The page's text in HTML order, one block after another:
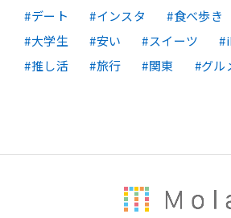
デート
インスタ 食べ歩き
大学生
安い スイーツ
推し活
旅行 関東 グル